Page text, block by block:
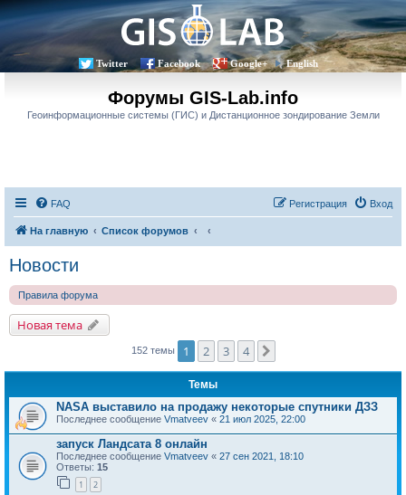
Twitter Facebook Google+ English
Форумы GIS-Lab.info
Геоинформационные системы (ГИС) и Дистанционное зондирование Земли
FAQ Вход
Регистрация
На главную Список форумов
Новости
Правила форума
Новая тема
152 темы 1 2 3 4
Темы
NASA выставило на продажу некоторые спутники ДЗЗ
Последнее сообщение Vmatveev « 21 июл 2025, 22:00
запуск Ландсата 8 онлайн
Последнее сообщение Vmatveev « 27 сен 2021, 18:10
Ответы: 15
1 2